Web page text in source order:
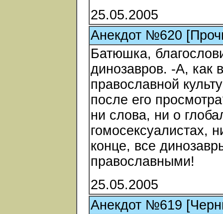
25.05.2005
Анекдот №620
Батюшка,
динозавров. -А, как
православной
после его
ни слова, ни о
гомосексуалистах,
конце, все
православными!
25.05.2005
Анекдот №619